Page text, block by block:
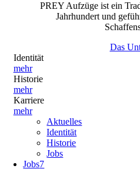
PREY Aufzüge ist ein
Jahrhundert und
Das
Identität
mehr
Historie
mehr
Karriere
mehr
Aktuelles
Identität
Historie
Jobs
Jobs7